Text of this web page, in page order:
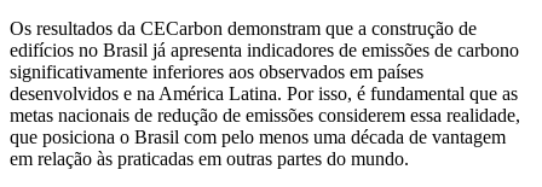
Os resultados da CECarbon demonstram que a construção de
edifícios no Brasil já apresenta indicadores de emissões de carbono
significativamente inferiores aos observados em países
desenvolvidos e na América Latina. Por isso, é fundamental que as
metas nacionais de redução de emissões considerem essa realidade,
que posiciona o Brasil com pelo menos uma década de vantagem
em relação às praticadas em outras partes do mundo.